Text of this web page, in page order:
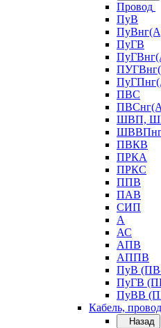
Провод
ПуВ
ПуГВ
ПВС
ШВП,
ПВКВ
ПРКА
ПРКС
ППВ
ПАВ
СИП
А
АС
АПВ
АППВ
ПуВ
ПуГВ
ПуВВ
Кабель,
Назад